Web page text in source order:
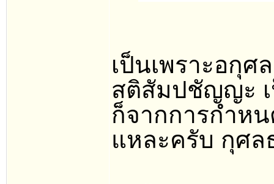
เป็นเพราะอกุ
สติสัมปชัญญะ
ก็จากการกำห
แหละครับ กุศล